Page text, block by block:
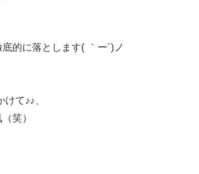
的に落とします( ｀ー´)ノ
て♪♪、
笑）